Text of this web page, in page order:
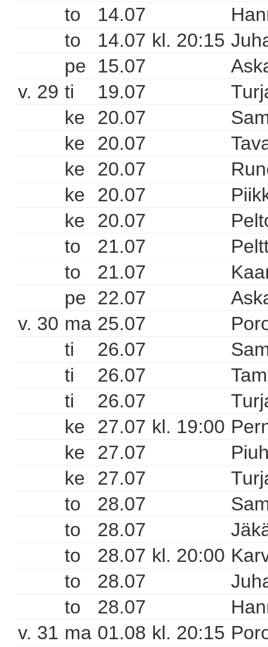
to
14.07
to
14.07 kl. 20:15
pe
15.07
v. 29 ti 19.07
ke
20.07
ke
20.07
ke
20.07
ke
20.07
ke
20.07
to
21.07
to
21.07
pe 22.07
v. 30 ma 25.07
ti
26.07
ti
26.07
ti
26.07
ke
27.07 kl. 19:00
ke
27.07
ke
27.07
to
28.07
to
28.07
to
28.07 kl. 20:00
to
28.07
to
28.07
v. 31 ma 01.08 kl. 20:15